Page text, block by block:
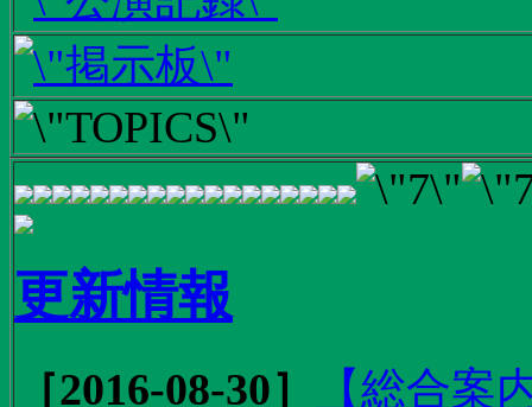
更新情報
［2016-08-30］
【総合